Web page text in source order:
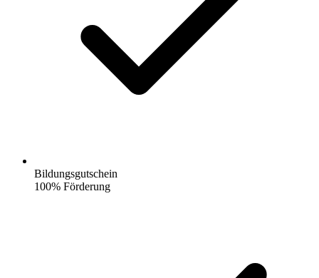
Bildungsgutschein
100% Förderung